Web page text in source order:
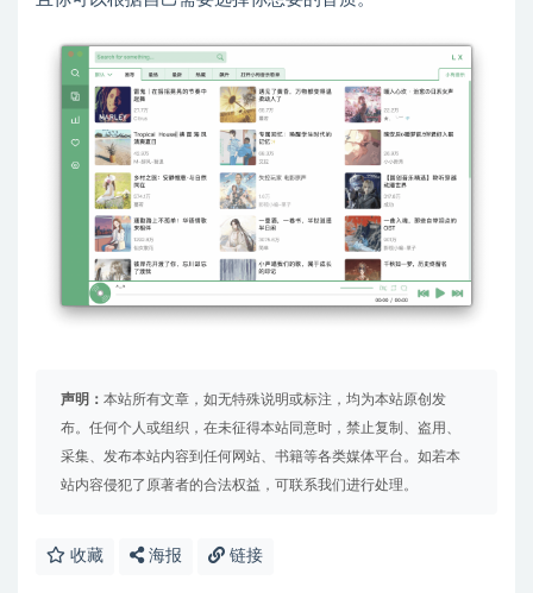
声明： 本站所有文章，如无特殊说明或标注，均为本站原创发
布。任何个人或组织，在未征得本站同意时，禁止复制、盗用、
采集、发布本站内容到任何网站、书籍等各类媒体平台。如若本
站内容侵犯了原著者的合法权益，可联系我们进行处理。
收藏 海报 链接